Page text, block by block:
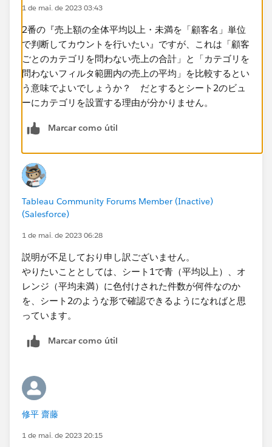
1 de mai. de 2023 03:43
2番の『売上額の全体平均以上・未満を「顧客名」単位
で判断してカウントを行いたい』ですが、これは「顧客
ごとのカテゴリを問わない売上の合計​」と「カテゴリを
問わないフィルタ範囲内の売上の平均」を比較するとい
う意味でよいでしょうか？ だとするとシート2のビュ
ーにカテゴリを設置する理由が分かりません。
Marcar como útil
Tableau Community Forums Member (Inactive)
(Salesforce)
1 de mai. de 2023 06:28
説明が不足しており申し訳ございません。
やりたいこととしては、シート1で青（平均以上）、オ
レンジ（平均未満）に色付けされた件数が何件なのか
を、シート2​のような形で確認できるようになればと思
っています。
Marcar como útil
修平 齋藤
1 de mai. de 2023 20:15